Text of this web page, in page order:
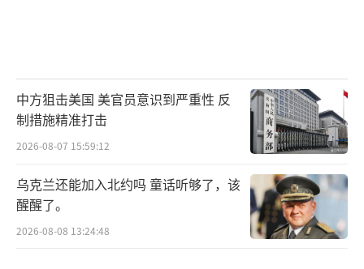
中方狙击美国 美官员意识到严重性 反
制措施精准打击
2026-08-07 15:59:12
乌克兰还能加入北约吗 童话听够了，该
醒醒了。
2026-08-08 13:24:48